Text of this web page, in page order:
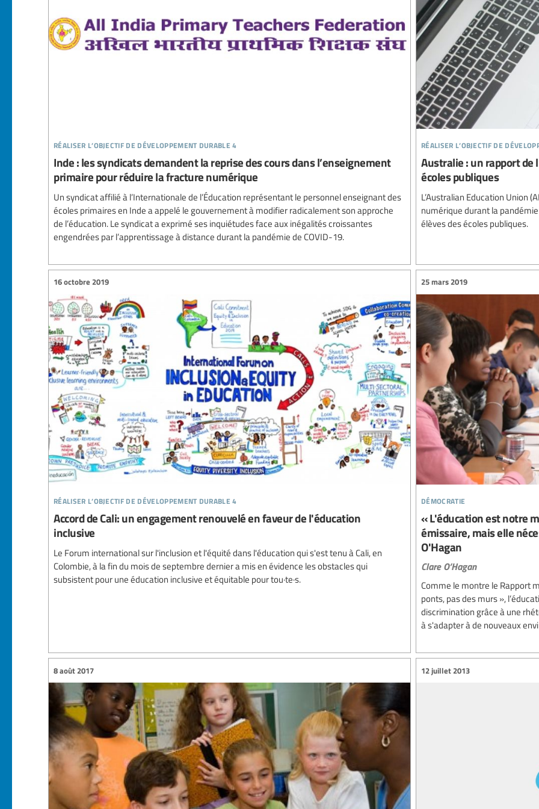
réaliser l’objectif de développement durable 4
Inde : les syndicats demandent la reprise des cours dans l’enseignement
primaire pour réduire la fracture numérique
Un syndicat affilié à l’Internationale de l’Éducation représentant le personnel enseignant des
écoles primaires en Inde a appelé le gouvernement à modifier radicalement son approche
de l’éducation. Le syndicat a exprimé ses inquiétudes face aux inégalités croissantes
engendrées par l’apprentissage à distance durant la pandémie de COVID-19.
réaliser l’objectif de
Australie : un rapport de
écoles publiques
L’Australian Education Union
numérique durant la
élèves des écoles publiques.
réaliser l’objectif de développement durable 4
16 octobre 2019
Accord de Cali: un engagement renouvelé en faveur de l'éducation
inclusive
Le Forum international sur l'inclusion et l'équité dans l'éducation qui s'est tenu à Cali, en
Colombie, à la fin du mois de septembre dernier a mis en évidence les obstacles qui
subsistent pour une éducation inclusive et équitable pour tou·te·s.
démocratie
25 mars 2019
« L'éducation est notre
émissaire, mais elle
O'Hagan
Clare O’Hagan
Comme le montre le Rapport
ponts, pas des murs »,
discrimination grâce à une
à s'adapter à de nouveaux
8 août 2017 12 juillet 2013